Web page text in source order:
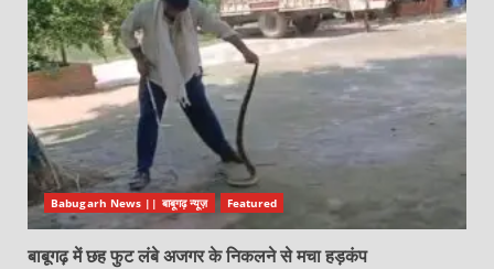
Babugarh News || बाबूगढ़ न्यूज़ Featured
बाबूगढ़ में छह फुट लंबे अजगर के निकलने से मचा हड़कंप